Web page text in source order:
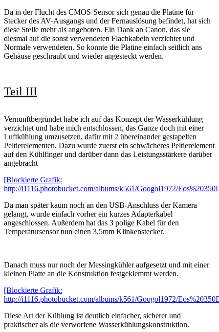
Da in der Flucht des CMOS-Sensor sich genau die Platine für
Stecker des AV-Ausgangs und der Fernauslösung befindet, hat sich
diese Stelle mehr als angeboten. Ein Dank an Canon, das sie
diesmal auf die sonst verwendeten Flachkabeln verzichtet und
Normale verwendeten. So konnte die Platine einfach seitlich ans
Gehäuse geschraubt und wieder angesteckt werden.
Teil III
Vernunftbegründet habe ich auf das Konzept der Wasserkühlung
verzichtet und habe mich entschlossen, das Ganze doch mit einer
Luftkühlung umzusetzen, dafür mit 2 übereinander gestapelten
Peltierelementen. Dazu wurde zuerst ein schwächeres Peltierelement
auf den Kühlfinger und darüber dann das Leistungsstärkere darüber
angebracht
[Blockierte Grafik:
http://i1116.photobucket.com/albums/k561/Googol1972/
Da man später kaum noch an den USB-Anschluss der Kamera
gelangt, wurde einfach vorher ein kurzes Adapterkabel
angeschlossen. Außerdem hat das 3 polige Kabel für den
Temperatursensor nun einen 3,5mm Klinkenstecker.
Danach muss nur noch der Messingkühler aufgesetzt und mit einer
kleinen Platte an die Konstruktion festgeklemmt werden.
[Blockierte Grafik:
http://i1116.photobucket.com/albums/k561/Googol1972/
Diese Art der Kühlung ist deutlich einfacher, sicherer und
praktischer als die verworfene Wasserkühlungskonstruktion.